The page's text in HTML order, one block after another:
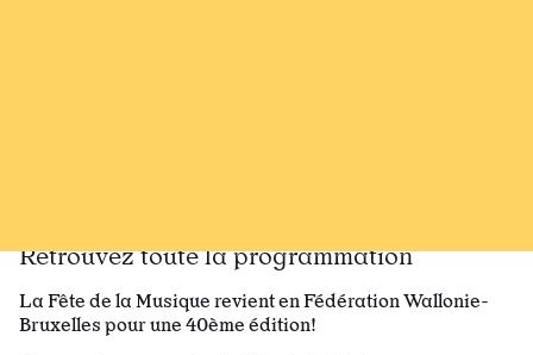
Retrouvez toute la programmation
La Fête de la Musique revient en Fédération Wallonie-
Bruxelles pour une 40ème édition!